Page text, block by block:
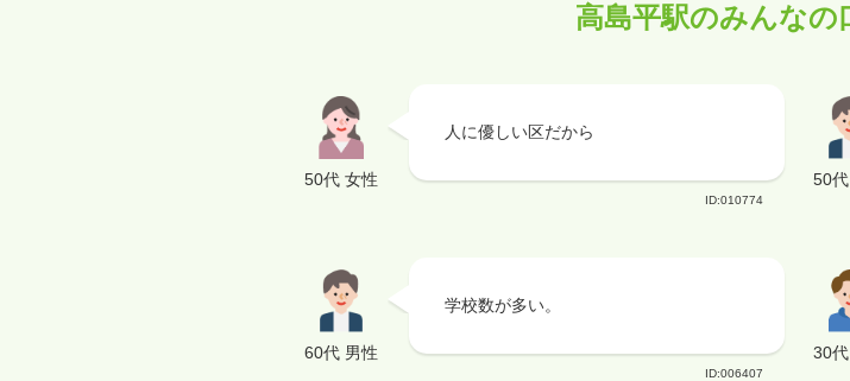
高島平駅のみんなの
50代 女性
人に優しい区だから
ID:010774
50
60代 男性
学校数が多い。
ID:006407
30